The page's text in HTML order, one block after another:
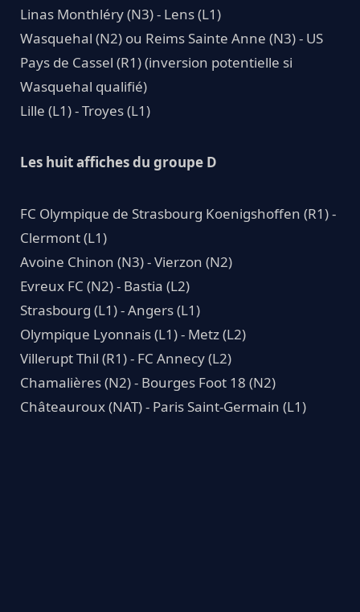
Linas Monthléry (N3) - Lens (L1)
Wasquehal (N2) ou Reims Sainte Anne (N3) - US
Pays de Cassel (R1) (inversion potentielle si
Wasquehal qualifié)
Lille (L1) - Troyes (L1)
Les huit affiches du groupe D
FC Olympique de Strasbourg Koenigshoffen (R1) -
Clermont (L1)
Avoine Chinon (N3) - Vierzon (N2)
Evreux FC (N2) - Bastia (L2)
Strasbourg (L1) - Angers (L1)
Olympique Lyonnais (L1) - Metz (L2)
Villerupt Thil (R1) - FC Annecy (L2)
Chamalières (N2) - Bourges Foot 18 (N2)
Châteauroux (NAT) - Paris Saint-Germain (L1)